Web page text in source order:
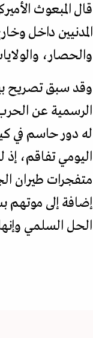
قال المبعوث
المدنيين داخل
والحصار،
وقد سبق تصريح
الرسمية عن
له دور حاسم في
اليومي تفاقم،
متفجرات طيران
إضافة إلى موتهم
الحل السلمي